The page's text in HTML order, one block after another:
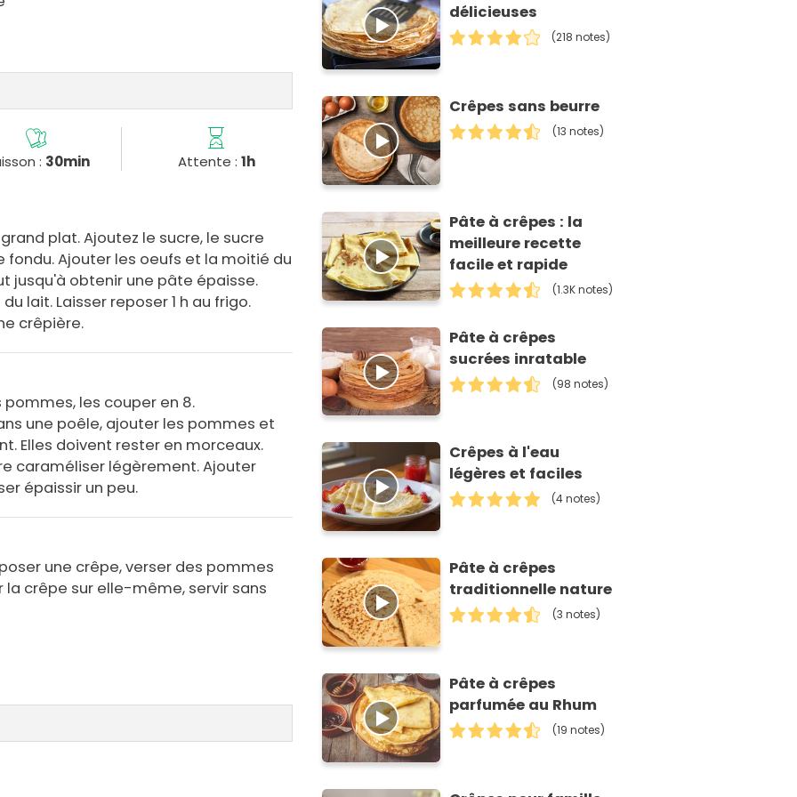
: 30min Attente : 1h
plat. Ajoutez le sucre, le sucre
fondu. Ajouter les oeufs et la moitié du
jusqu'à obtenir une pâte épaisse.
lait. Laisser reposer 1 h au frigo.
crêpière.
les couper en 8.
une poêle, ajouter les pommes et
Elles doivent rester en morceaux.
caraméliser légèrement. Ajouter
épaissir un peu.
une crêpe, verser des pommes
crêpe sur elle-même, servir sans
délicieuses
(218 notes)
Crêpes sans beurre
(13 notes)
Pâte à crêpes : la
meilleure recette
facile et rapide
(1.3K notes)
Pâte à crêpes
sucrées inratable
(98 notes)
Crêpes à l'eau
légères et faciles
(4 notes)
Pâte à crêpes
traditionnelle nature
(3 notes)
Pâte à crêpes
parfumée au Rhum
(19 notes)